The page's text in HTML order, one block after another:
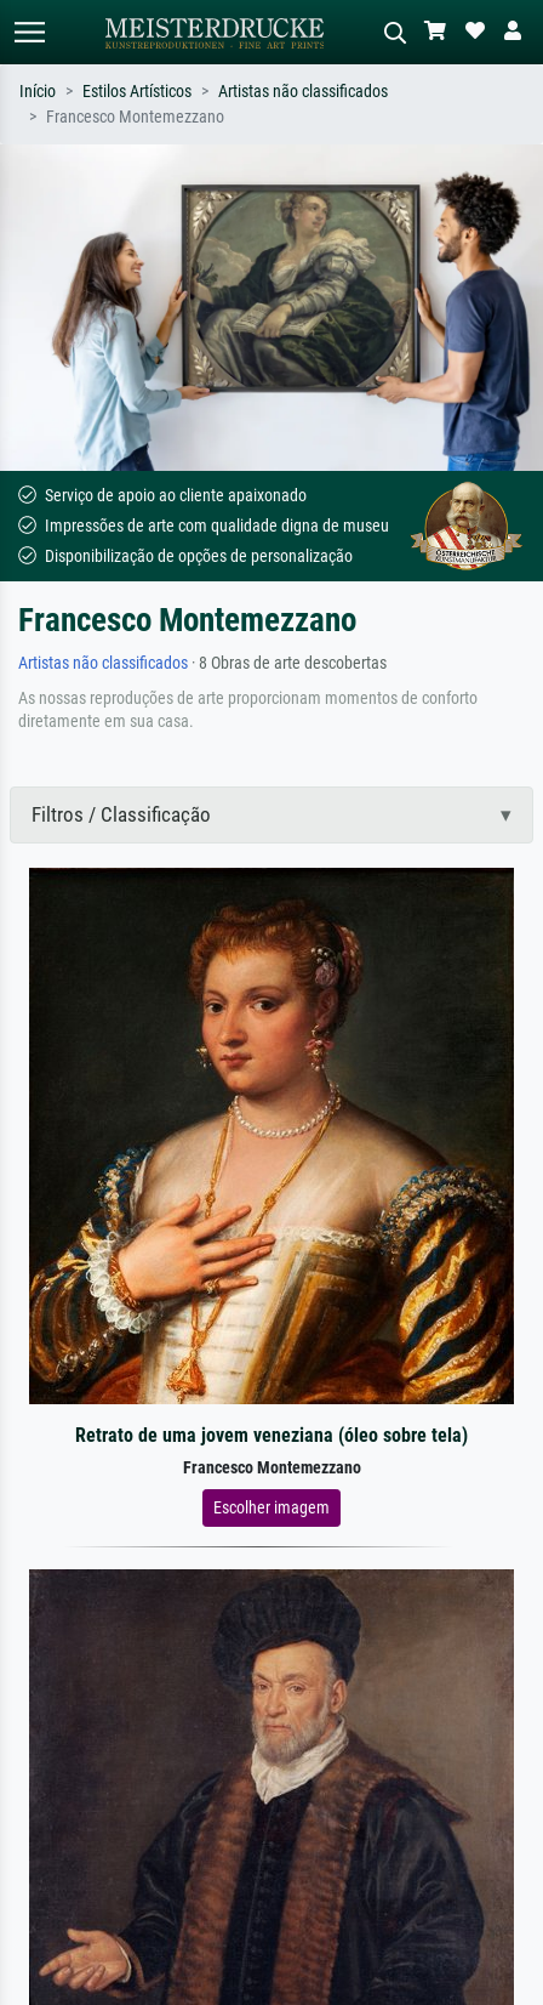
ex: Monet, Noite Estrelada,
impressionismo, onda de Hokusai, nu.
Descreva a cena – ex: prado verde,
abstrato com muito vermelho, pintura
a óleo escura, nu em pé ao lado de
uma árvore.
Início Estilos Artísticos
Artistas não classificados
Francesco Montemezzano
Serviço de apoio ao cliente apaixonado
Impressões de arte com qualidade digna de museu
Disponibilização de opções de personalização
Francesco Montemezzano
Artistas não classificados · 8 Obras de arte descobertas
As nossas reproduções de arte proporcionam momentos de conforto
diretamente em sua casa.
Filtros / Classificação
Retrato de uma jovem veneziana (óleo sobre tela)
Francesco Montemezzano
Escolher imagem